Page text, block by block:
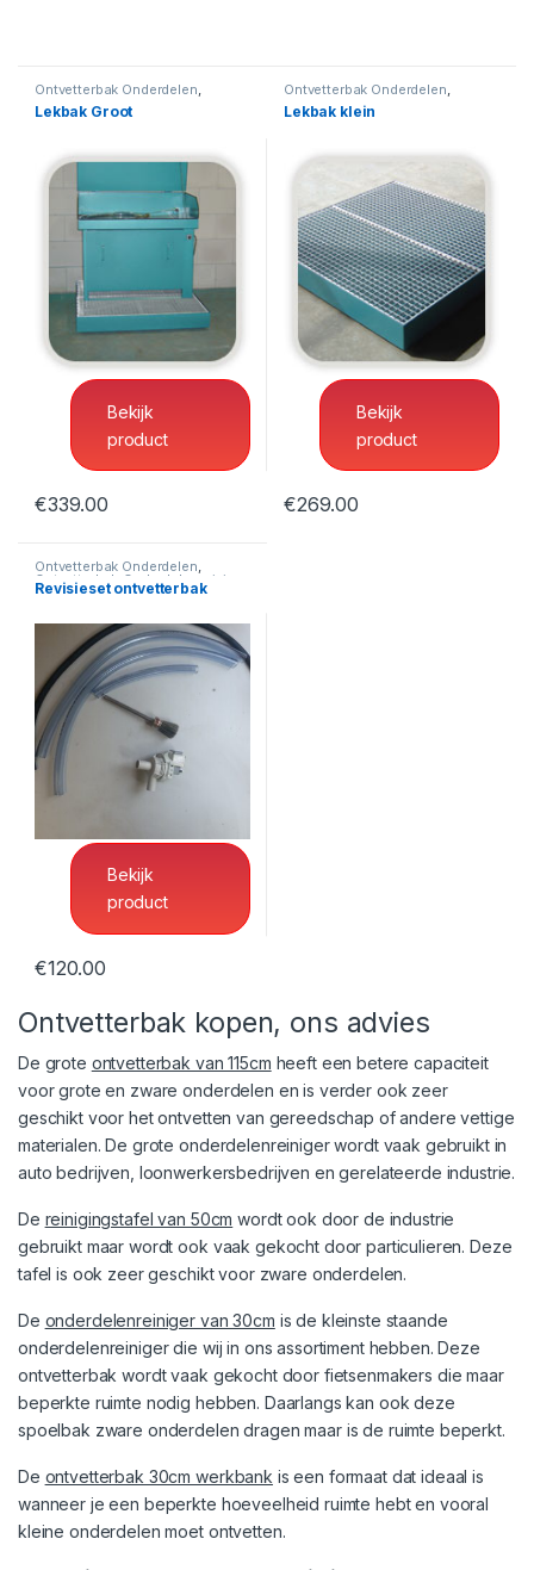
Ontvetterbak Onderdelen
Ontvetterbak-Onderdelenreiniger
Lekbak Groot
Ontvetterbak Onderdelen,
Ontvetterbak-Onderdelenreiniger
Lekbak Groot
Bekijk
product
€339.00
Ontvetterbak Onderdelen
Ontvetterbak-Onderdelenreiniger
Lekbak klein
Ontvetterbak Onderdelen
Ontvetterbak-Onderdelenreiniger
Lekbak klein
Bekijk
product
€269.00
Ontvetterbak Onderdelen,
Ontvetterbak-Onderdelenreiniger
Revisieset ontvetterbak
Ontvetterbak Onderdelen
Ontvetterbak-Onderdelenreiniger
Revisieset ontvetterbak
Bekijk
product
€120.00
Ontvetterbak kopen, ons advies
De grote ontvetterbak van 115cm heeft een betere capaciteit
voor grote en zware onderdelen en is verder ook zeer
geschikt voor het ontvetten van gereedschap of andere vettige
materialen. De grote onderdelenreiniger wordt vaak gebruikt in
auto bedrijven, loonwerkersbedrijven en gerelateerde industrie.
De reinigingstafel van 50cm wordt ook door de industrie
gebruikt maar wordt ook vaak gekocht door particulieren. Deze
tafel is ook zeer geschikt voor zware onderdelen.
De onderdelenreiniger van 30cm is de kleinste staande
onderdelenreiniger die wij in ons assortiment hebben. Deze
ontvetterbak wordt vaak gekocht door fietsenmakers die maar
beperkte ruimte nodig hebben. Daarlangs kan ook deze
spoelbak zware onderdelen dragen maar is de ruimte beperkt.
De ontvetterbak 30cm werkbank is een formaat dat ideaal is
wanneer je een beperkte hoeveelheid ruimte hebt en vooral
kleine onderdelen moet ontvetten.